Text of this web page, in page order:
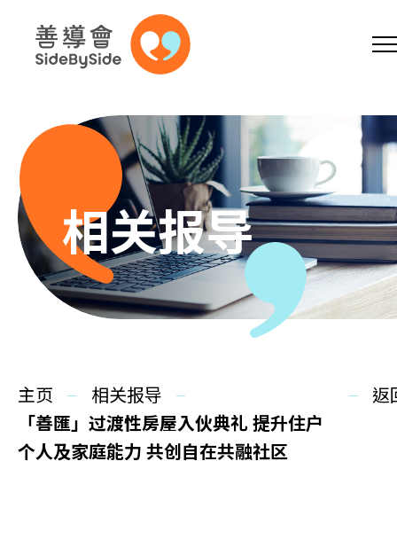
跳到内容（按回车键）
A A A EN
主页
同你讲故事
慈善活动
相关报导
主页
相关报导
「善匯」过渡性房屋入伙典礼 提升住户
个人及家庭能力 共创自在共融社区
返